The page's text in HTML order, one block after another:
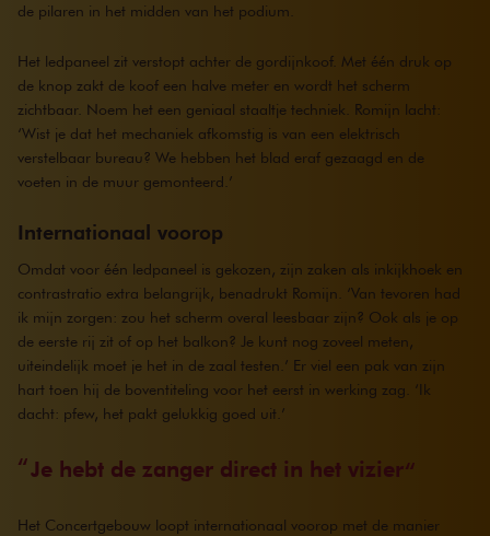
de pilaren in het midden van het podium.
Het ledpaneel zit verstopt achter de gordijnkoof. Met één druk op
de knop zakt de koof een halve meter en wordt het scherm
zichtbaar. Noem het een geniaal staaltje techniek. Romijn lacht:
‘Wist je dat het mechaniek afkomstig is van een elektrisch
verstelbaar bureau? We hebben het blad eraf gezaagd en de
voeten in de muur gemonteerd.’
Internationaal voorop
Omdat voor één ledpaneel is gekozen, zijn zaken als inkijkhoek en
contrastratio extra belangrijk, benadrukt Romijn. ‘Van tevoren had
ik mijn zorgen: zou het scherm overal leesbaar zijn? Ook als je op
de eerste rij zit of op het balkon? Je kunt nog zoveel meten,
uiteindelijk moet je het in de zaal testen.’ Er viel een pak van zijn
hart toen hij de boventiteling voor het eerst in werking zag. ‘Ik
dacht: pfew, het pakt gelukkig goed uit.’
Je hebt de zanger direct in het vizier
Het Concertgebouw loopt internationaal voorop met de manier